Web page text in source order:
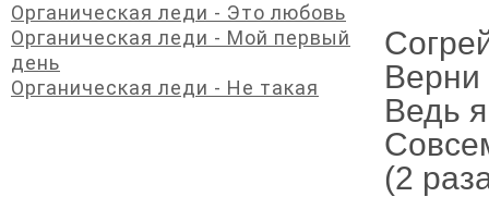
Ведь
(2
Органическая леди - Это любовь
Органическая леди - Мой первый
день
Органическая леди - Не такая